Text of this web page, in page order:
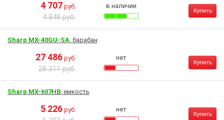
4 707 руб.
4 848 руб.
в наличии
Купить
Sharp MX-40GU-SA, барабан
27 486 руб.
28 311 руб.
нет
Купить
Sharp MX-607HB, емкость
5 226 руб. нет
Купить